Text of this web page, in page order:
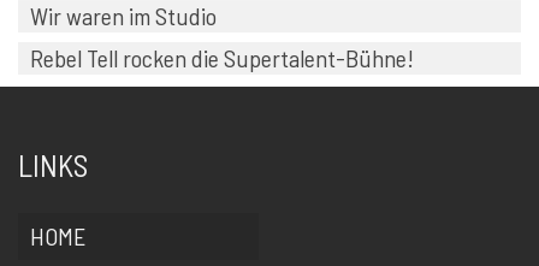
Wir waren im Studio
Rebel Tell rocken die Supertalent-Bühne!
LINKS
HOME